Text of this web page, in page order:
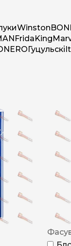
Winston
FridaKing
NEROГуцульскі